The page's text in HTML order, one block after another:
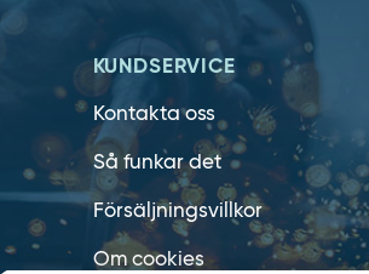
KUNDSERVICE
Kontakta oss
Så funkar det
Försäljningsvillkor
Om cookies